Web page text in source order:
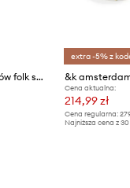
&k amsterdam zestaw talerzyków folk small 17,5 cm 4-pack
extra -5% z
Cena aktualna:
214,99 zł
Cena regularna:
Najniższa cena z